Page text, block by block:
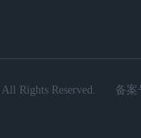
Rights Reserved. 备案